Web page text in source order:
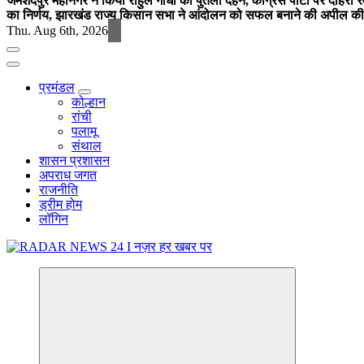
का निर्णय, झारखंड राज्य किसान सभा ने आंदोलन को सफल बनाने की अपील की
Thu. Aug 6th, 2026
प्रमंडल
कोल्हान
रांची
पलामू
संथाल
शासन प्रशासन
अपराध जगत
राजनीति
ड्रीम होम
लॉगिन